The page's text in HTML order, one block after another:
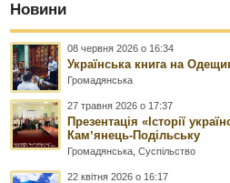
Новини
08 червня 2026 о 16:34
Українська книга на
Громадянська
27 травня 2026 о 17:37
Презентація «Історії
Камʼянець-Подільську
Громадянська ,Суспільство
22 квітня 2026 о 16:17